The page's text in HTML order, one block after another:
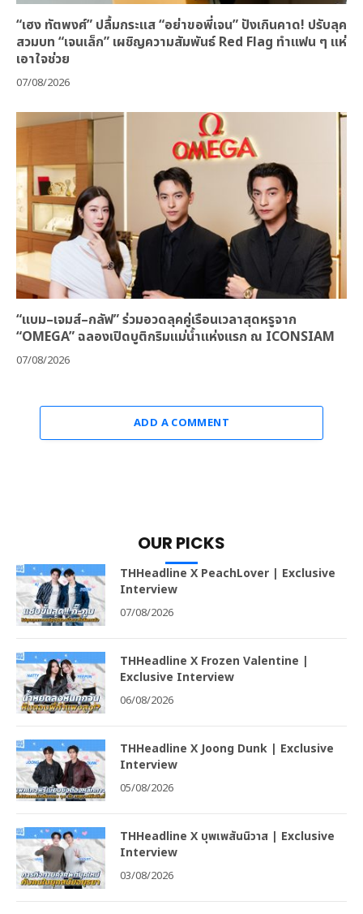
“เฮง ทัตพงศ์” ปลื้มกระแส “อย่าขอพี่เจน” ปังเกินคาด! ปรับลุค
สวมบท “เจนเล็ก” เผชิญความสัมพันธ์ Red Flag ทำแฟน ๆ แห่
เอาใจช่วย
07/08/2026
“แบม–เจมส์–กลัฟ” ร่วมอวดลุคคู่เรือนเวลาสุดหรูจาก
“OMEGA” ฉลองเปิดบูติกริมแม่น้ำแห่งแรก ณ ICONSIAM
07/08/2026
ADD A COMMENT
OUR PICKS
THHeadline X PeachLover | Exclusive
Interview
07/08/2026
THHeadline X Frozen Valentine |
Exclusive Interview
06/08/2026
THHeadline X Joong Dunk | Exclusive
Interview
05/08/2026
THHeadline X บุพเพสันนิวาส | Exclusive
Interview
03/08/2026